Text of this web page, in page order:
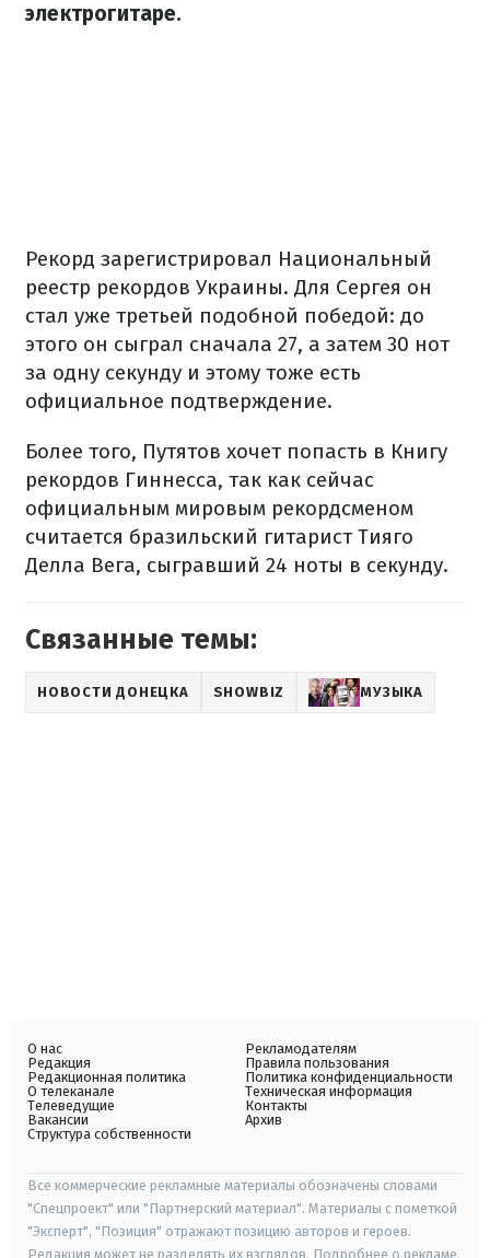
электрогитаре.
Рекорд зарегистрировал Национальный
реестр рекордов Украины. Для Сергея он
стал уже третьей подобной победой: до
этого он сыграл сначала 27, а затем 30 нот
за одну секунду и этому тоже есть
официальное подтверждение.
Более того, Путятов хочет попасть в Книгу
рекордов Гиннесса, так как сейчас
официальным мировым рекордсменом
считается бразильский гитарист Тияго
Делла Вега, сыгравший 24 ноты в секунду.
Связанные темы:
НОВОСТИ ДОНЕЦКА SHOWBIZ МУЗЫКА
О нас
Редакция
Редакционная политика
О телеканале
Телеведущие
Вакансии
Структура собственности
Рекламодателям
Правила пользования
Политика конфиденциальности
Техническая информация
Контакты
Архив
Все коммерческие рекламные материалы обозначены словами
"Спецпроект" или "Партнерский материал". Материалы с пометкой
"Эксперт", "Позиция" отражают позицию авторов и героев.
Редакция может не разделять их взглядов. Подробнее о рекламе